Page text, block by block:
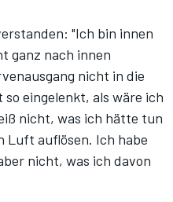
"Ich bin innen
ganz nach innen
nicht in die
eingelenkt, als wäre ich
nicht, was ich hätte tun
Luft auflösen. Ich habe
nicht, was ich davon